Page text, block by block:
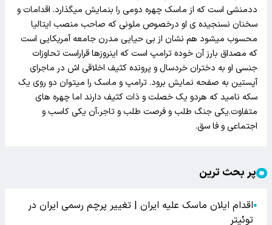
ددمنشی است که از ماسک چهره دومی را بنمایش میگذارد. اقدامات و
سخنان نسنجیده ی او درخصوص ملونی که صاحب منصب ایتالیا
محسوب میشود هم نشان از بی حیایی مدرن جامعه آمریکایی است
که مصداق بارز آن خوده ترامپ است که اینروزها قراراست تحاوزات
جنسی او به دختران خردسال و پرونده کثیف اخلاقی اش در ماجرای
آپستین به صفحه نمایش برود. ترامپ و ماسک را میتوان دو روی یک
سکه نامید که هردو یک خصلت و ذات کثیف دارند اما چهره های
متفاوت.یکی جنگ طلب و فرصت طلب و تاجر،آن یکی کاسب و
اجتماعی و فا سق.
پر بحث ترین
●اقدام ایلان ماسک علیه ایران | تغییر پرچم رسمی ایران در
توئیتر